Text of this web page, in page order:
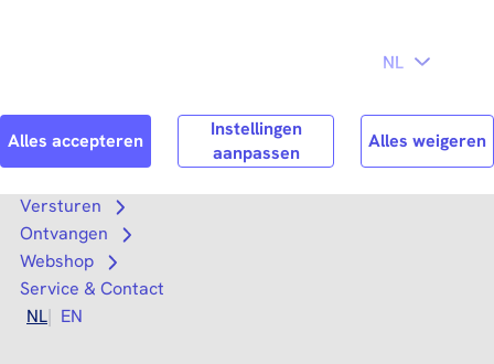
Search Zoek
Versturen
Open submenu
Ontvangen
Open submenu
Webshop
Open submenu
Service & Contact
NL
EN